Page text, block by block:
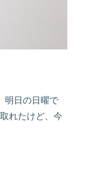
明日の日曜で
れたけど、今